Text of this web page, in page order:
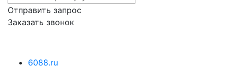
Отправить запрос
Заказать звонок
6088.ru